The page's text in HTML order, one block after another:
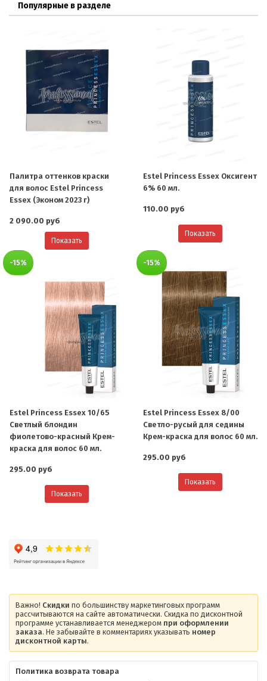
Популярные в разделе
Палитра оттенков краски
для волос Estel Princess
Essex (Эконом 2023 г)
2 090.00 руб
Показать
Estel Princess Essex Оксигент
6% 60 мл.
110.00 руб
Показать
-15%
Estel Princess Essex 10/65
Светлый блондин
фиолетово-красный Крем-
краска для волос 60 мл.
295.00 руб
Показать
-15%
Estel Princess Essex 8/00
Светло-русый для седины
Крем-краска для волос 60 мл.
295.00 руб
Показать
Важно! Скидки по большинству маркетинговых программ
рассчитываются на сайте автоматически. Скидка по дисконтной
программе устанавливается менеджером при оформлении
заказа. Не забывайте в комментариях указывать номер
дисконтной карты.
Политика возврата товара